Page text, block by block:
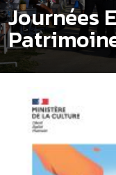
Journées